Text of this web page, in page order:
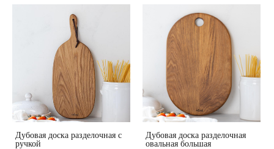
Дубовая доска разделочная с
ручкой
Дубовая доска разделочная
овальная большая